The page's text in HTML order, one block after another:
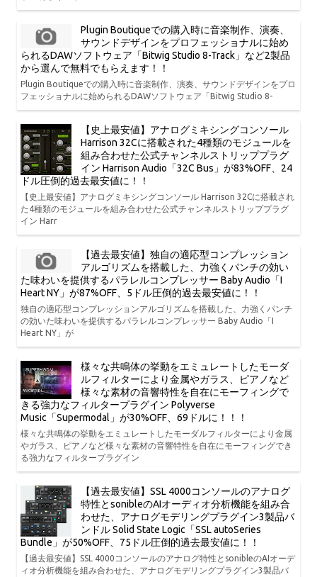
Plugin Boutiqueでの購入時に音楽制作、演奏、
サウンドデザインをプロフェッショナルに始め
られるDAWソフトウェア「Bitwig Studio 8-Track」など2製品
から選んで無料でもらえます！！
Plugin Boutiqueでの購入時に音楽制作、演奏、サウンドデザインをプロ
フェッショナルに始められるDAWソフトウェア「Bitwig Studio 8-
【史上最安値】アナログミキシングコンソール
Harrison 32Cに搭載された4種類のモジュールを
組み合わせた公式チャンネルストリッププラグ
イン Harrison Audio「32C Bus」が83%OFF、24
ドル圧倒的過去最安値に！！
【史上最安値】アナログミキシングコンソール Harrison 32Cに搭載され
た4種類のモジュールを組み合わせた公式チャンネルストリッププラグ
イン Harr
【過去最安値】独自の適応型コンプレッション
アルゴリズムを搭載した、力強くパンチの効い
た味わいを提供するパラレルコンプレッサー Baby Audio「I
Heart NY」が87%OFF、5ドル圧倒的過去最安値に！！
独自の適応型コンプレッションアルゴリズムを搭載した、力強くパンチ
の効いた味わいを提供するパラレルコンプレッサー Baby Audio「I
Heart NY」が
様々な共鳴体の挙動をエミュレートしたモーダ
ルフィルターにより金属やガラス、ピアノなど
様々な素材の音響特性を自在にモーフィングで
きる強力なフィルタープラグイン Polyverse
Music「Supermodal」が30%OFF、69ドルに！！！
様々な共鳴体の挙動をエミュレートしたモーダルフィルターにより金属
やガラス、ピアノなど様々な素材の音響特性を自在にモーフィングでき
る強力なフィルタープラグイン
【過去最安値】SSL 4000コンソールのアナログ
特性とsonibleのAIオーディオ分析機能を組み合
わせた、アナログモデリングプラグイン3製品バ
ンドル Solid State Logic「SSL autoSeries
Bundle」が50%OFF、75ドル圧倒的過去最安値に！！
【過去最安値】SSL 4000コンソールのアナログ特性とsonibleのAIオーデ
ィオ分析機能を組み合わせた、アナログモデリングプラグイン3製品バ